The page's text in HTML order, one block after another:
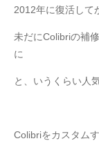
2012年に復活して
未だにColibriの補
に
と、いうくらい人
Colibriをカスタム